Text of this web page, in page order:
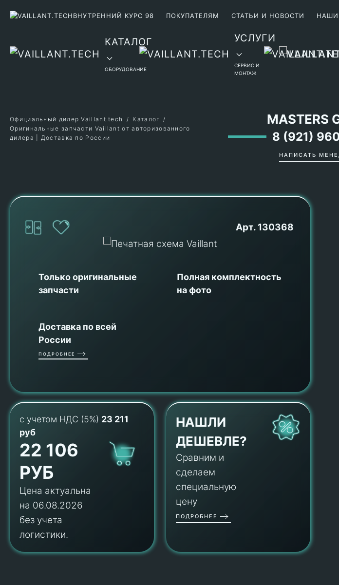
ВНУТРЕННИЙ КУРС 98 ПОКУПАТЕЛЯМ СТАТЬИ И НОВОСТИ НАШИ
КАТАЛОГ
ОБОРУДОВАНИЕ
УСЛУГИ
СЕРВИС И
МОНТАЖ
MASTERS
8 (921)
НАПИСАТЬ
Официальный дилер Vaillant.tech
Каталог
Оригинальные запчасти Vaillant от авторизованного
дилера | Доставка по России
Арт. 130368
Только оригинальные
запчасти
Полная комплектность
на фото
Доставка по всей
России
ПОДРОБНЕЕ
с учетом НДС (5%) 23 211
руб
22 106
РУБ
Цена актуальна
на 06.08.2026
без учета
логистики.
НАШЛИ
ДЕШЕВЛЕ?
Сравним и
сделаем
специальную
цену
ПОДРОБНЕЕ